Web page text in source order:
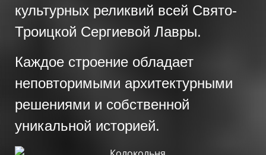
культурных реликвий всей Свято-
Троицкой Сергиевой Лавры.
Каждое строение обладает
неповторимыми архитектурными
решениями и собственной
уникальной историей.